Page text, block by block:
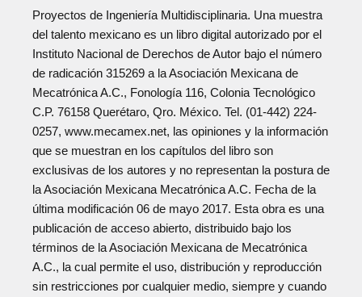
Proyectos de Ingeniería Multidisciplinaria. Una muestra
del talento mexicano es un libro digital autorizado por el
Instituto Nacional de Derechos de Autor bajo el número
de radicación 315269 a la Asociación Mexicana de
Mecatrónica A.C., Fonología 116, Colonia Tecnológico
C.P. 76158 Querétaro, Qro. México. Tel. (01-442) 224-
0257, www.mecamex.net, las opiniones y la información
que se muestran en los capítulos del libro son
exclusivas de los autores y no representan la postura de
la Asociación Mexicana Mecatrónica A.C. Fecha de la
última modificación 06 de mayo 2017. Esta obra es una
publicación de acceso abierto, distribuido bajo los
términos de la Asociación Mexicana de Mecatrónica
A.C., la cual permite el uso, distribución y reproducción
sin restricciones por cualquier medio, siempre y cuando